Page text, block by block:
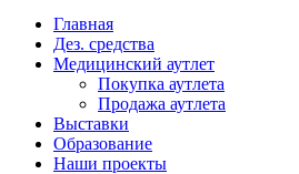
Главная
Дез. средства
Медицинский аутлет
Покупка аутлета
Продажа аутлета
Выставки
Образование
Наши проекты